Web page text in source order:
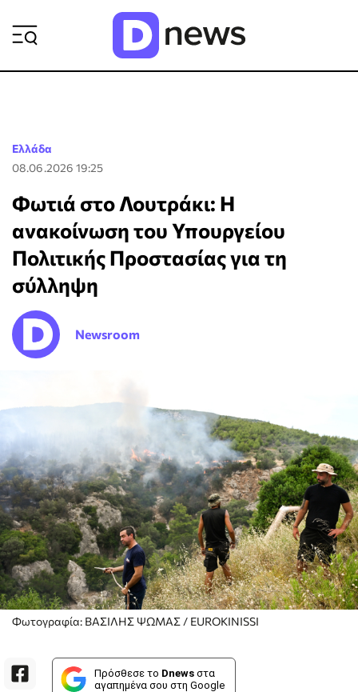
Ελλάδα
08.06.2026 19:25
Φωτιά στο Λουτράκι: Η
ανακοίνωση του Υπουργείου
Πολιτικής Προστασίας για τη
σύλληψη
Newsroom
Φωτογραφία: ΒΑΣΙΛΗΣ ΨΩΜΑΣ / EUROKINISSI
Πρόσθεσε το Dnews στα
αγαπημένα σου στη Google